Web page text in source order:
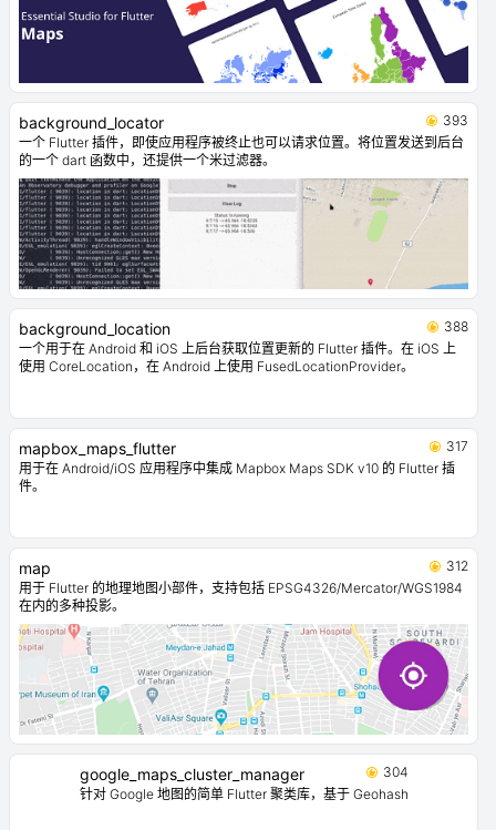
background_locator
393
一个 Flutter 插件，即使应用程序被终止也可以请求位置。将位置发送到后台
的一个 dart 函数中，还提供一个米过滤器。
background_location
388
一个用于在 Android 和 iOS 上后台获取位置更新的 Flutter 插件。在 iOS 上
使用 CoreLocation，在 Android 上使用 FusedLocationProvider。
mapbox_maps_flutter
317
用于在 Android/iOS 应用程序中集成 Mapbox Maps SDK v10 的 Flutter 插
件。
map
312
用于 Flutter 的地理地图小部件，支持包括 EPSG4326/Mercator/WGS1984
在内的多种投影。
google_maps_cluster_manager
304
针对 Google 地图的简单 Flutter 聚类库，基于 Geohash